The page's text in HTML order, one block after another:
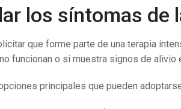
los síntomas de
que forme parte de una terapia
funcionan o si muestra signos de alivio
principales que pueden